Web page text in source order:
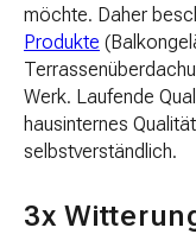
möchte. Daher
Produkte
Werk. Laufende
hausinternes
selbstverständlich.
3x